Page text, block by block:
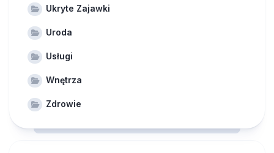
Ukryte Zajawki
Uroda
Usługi
Wnętrza
Zdrowie